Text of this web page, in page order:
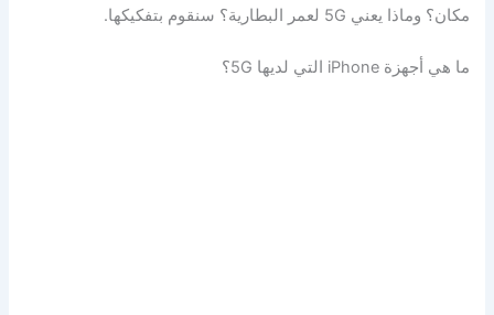
مكان؟ وماذا يعني 5G لعمر البطارية؟ سنقوم بتفكيكها.
ما هي أجهزة iPhone التي لديها 5G؟